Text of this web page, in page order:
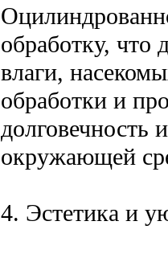
обработку, что
влаги,
обработки и
окружающей
4. Эстетика и